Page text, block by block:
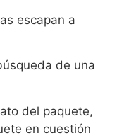
escapan a
de una
del paquete,
en cuestión